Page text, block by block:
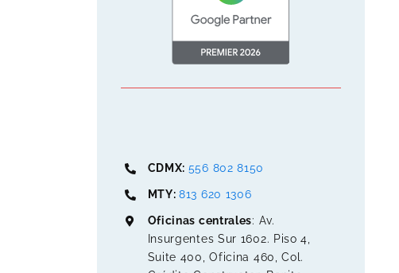
CDMX: 556 802 8150
MTY:813 620 1306
Oficinas centrales: Av.
Insurgentes Sur 1602. Piso 4,
Suite 400, Oficina 460, Col.